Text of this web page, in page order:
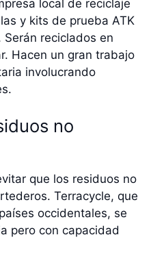
local de reciclaje
y kits de prueba ATK
reciclados en
Hacen un gran trabajo
involucrando
no
que los residuos no
Terracycle, que
occidentales, se
pero con capacidad